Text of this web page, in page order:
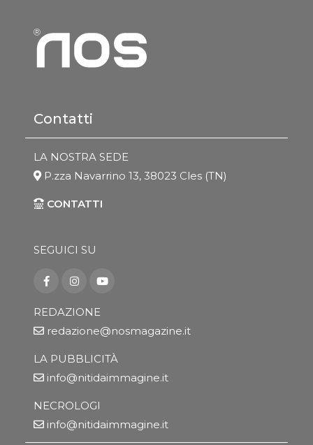
Contatti
LA NOSTRA SEDE
P.zza Navarrino 13, 38023 Cles (TN)
CONTATTI
SEGUICI SU
REDAZIONE
redazione@nosmagazine.it
LA PUBBLICITÀ
info@nitidaimmagine.it
NECROLOGI
info@nitidaimmagine.it